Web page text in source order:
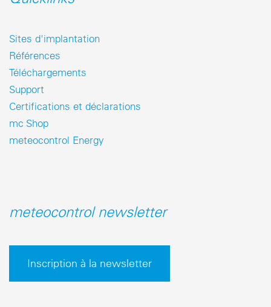
Sites d'implantation
Références
Téléchargements
Support
Certifications et déclarations
mc Shop
meteocontrol Energy
meteocontrol newsletter
Inscription à la newsletter